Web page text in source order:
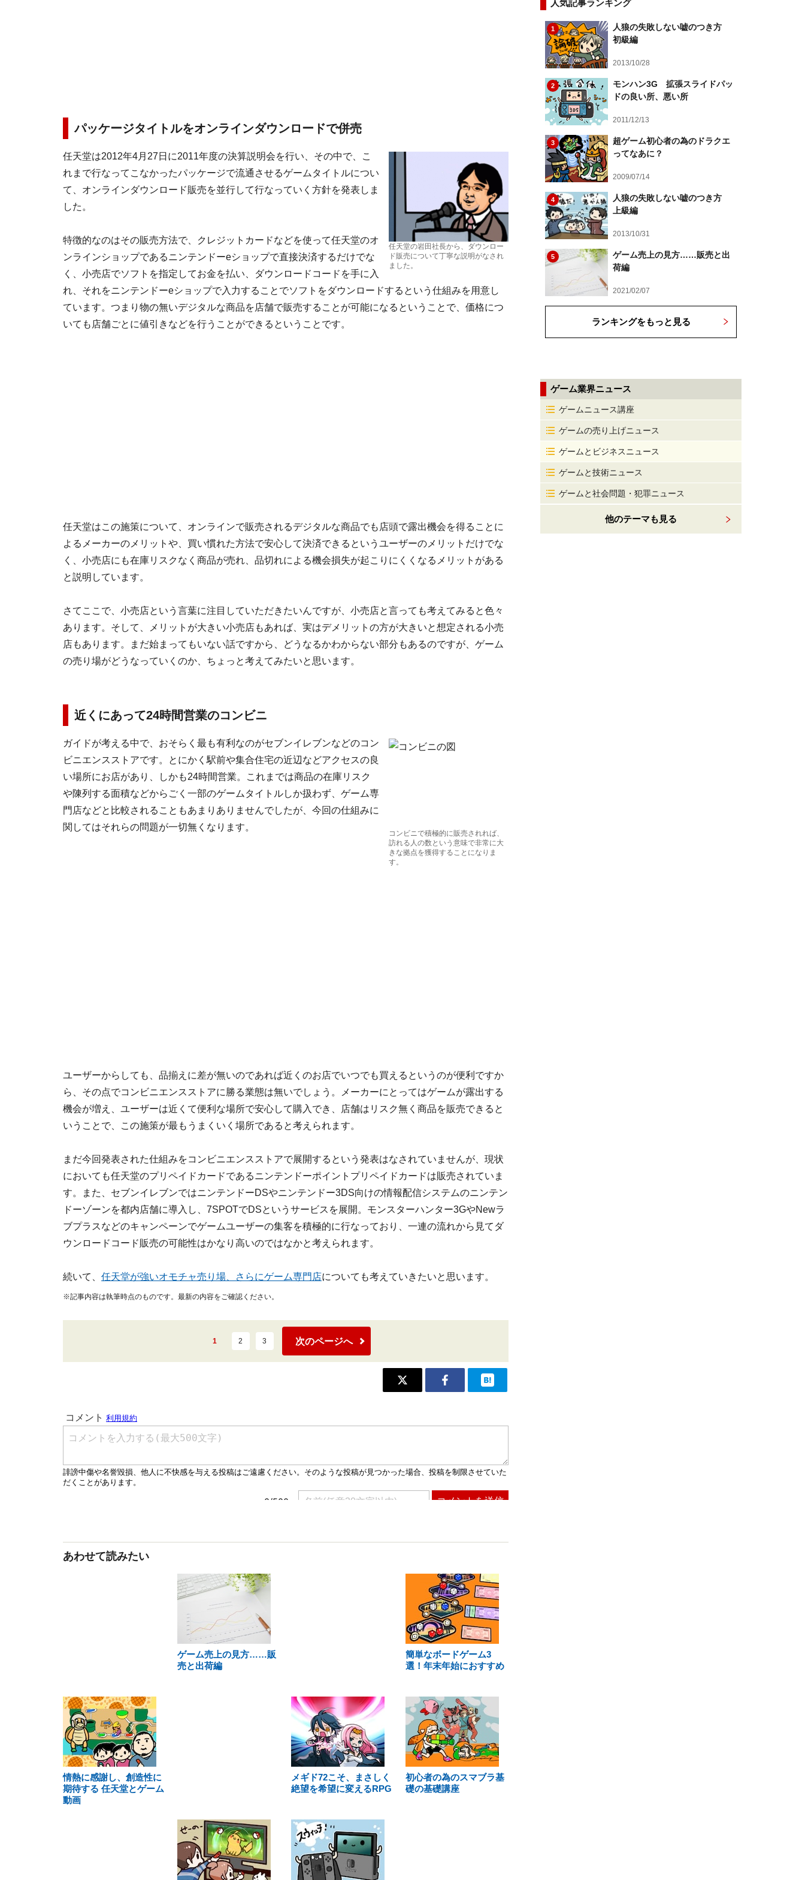
パッケージタイトルをオンラインダウンロードで併売
任天堂の岩田社長から、ダウンロー
ド販売について丁寧な説明がなされ
ました。
任天堂は2012年4月27日に2011年度の決算説明会を行い、その中で、こ
れまで行なってこなかったパッケージで流通させるゲームタイトルについ
て、オンラインダウンロード販売を並行して行なっていく方針を発表しま
した。
特徴的なのはその販売方法で、クレジットカードなどを使って任天堂のオ
ンラインショップであるニンテンドーeショップで直接決済するだけでな
く、小売店でソフトを指定してお金を払い、ダウンロードコードを手に入
れ、それをニンテンドーeショップで入力することでソフトをダウンロードするという仕組みを用意し
ています。つまり物の無いデジタルな商品を店舗で販売することが可能になるということで、価格につ
いても店舗ごとに値引きなどを行うことができるということです。
任天堂はこの施策について、オンラインで販売されるデジタルな商品でも店頭で露出機会を得ることに
よるメーカーのメリットや、買い慣れた方法で安心して決済できるというユーザーのメリットだけでな
く、小売店にも在庫リスクなく商品が売れ、品切れによる機会損失が起こりにくくなるメリットがある
と説明しています。
さてここで、小売店という言葉に注目していただきたいんですが、小売店と言っても考えてみると色々
あります。そして、メリットが大きい小売店もあれば、実はデメリットの方が大きいと想定される小売
店もあります。まだ始まってもいない話ですから、どうなるかわからない部分もあるのですが、ゲーム
の売り場がどうなっていくのか、ちょっと考えてみたいと思います。
近くにあって24時間営業のコンビニ
コンビニで積極的に販売されれば、
訪れる人の数という意味で非常に大
きな拠点を獲得することになりま
す。
ガイドが考える中で、おそらく最も有利なのがセブンイレブンなどのコン
ビニエンスストアです。とにかく駅前や集合住宅の近辺などアクセスの良
い場所にお店があり、しかも24時間営業。これまでは商品の在庫リスク
や陳列する面積などからごく一部のゲームタイトルしか扱わず、ゲーム専
門店などと比較されることもあまりありませんでしたが、今回の仕組みに
関してはそれらの問題が一切無くなります。
ユーザーからしても、品揃えに差が無いのであれば近くのお店でいつでも買えるというのが便利ですか
ら、その点でコンビニエンスストアに勝る業態は無いでしょう。メーカーにとってはゲームが露出する
機会が増え、ユーザーは近くて便利な場所で安心して購入でき、店舗はリスク無く商品を販売できると
いうことで、この施策が最もうまくいく場所であると考えられます。
まだ今回発表された仕組みをコンビニエンスストアで展開するという発表はなされていませんが、現状
においても任天堂のプリペイドカードであるニンテンドーポイントプリペイドカードは販売されていま
す。また、セブンイレブンではニンテンドーDSやニンテンドー3DS向けの情報配信システムのニンテン
ドーゾーンを都内店舗に導入し、7SPOTでDSというサービスを展開。モンスターハンター3GやNewラ
ブプラスなどのキャンペーンでゲームユーザーの集客を積極的に行なっており、一連の流れから見てダ
ウンロードコード販売の可能性はかなり高いのではなかと考えられます。
続いて、 任天堂が強いオモチャ売り場、さらにゲーム専門店についても考えていきたいと思います。
※記事内容は執筆時点のものです。最新の内容をご確認ください。
1 2 3 次のページへ
あわせて読みたい
ゲーム売上の見方……販
売と出荷編
簡単なボードゲーム3
選！年末年始におすすめ
情熱に感謝し、創造性に
期待する 任天堂とゲーム
動画
メギド72こそ、まさしく
絶望を希望に変えるRPG
初心者の為のスマブラ基
礎の基礎講座
人気記事ランキング
1
人狼の失敗しない嘘のつき方
初級編
2013/10/28
2
モンハン3G 拡張スライドパッ
ドの良い所、悪い所
2011/12/13
3
超ゲーム初心者の為のドラクエ
ってなあに？
2009/07/14
4
人狼の失敗しない嘘のつき方
上級編
2013/10/31
5
ゲーム売上の見方……販売と出
荷編
2021/02/07
ランキングをもっと見る
ゲーム業界ニュース
ゲームニュース講座
ゲームの売り上げニュース
ゲームとビジネスニュース
ゲームと技術ニュース
ゲームと社会問題・犯罪ニュース
他のテーマも見る